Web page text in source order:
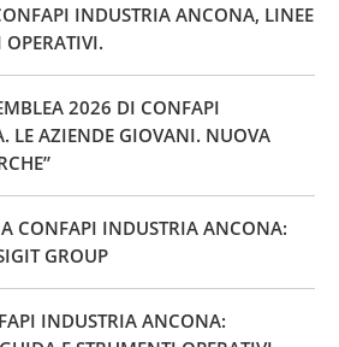
INDUSTRIA ANCONA, LINEE
2026 DI CONFAPI
LE AZIENDE GIOVANI. NUOVA
CONFAPI INDUSTRIA ANCONA:
GROUP
INDUSTRIA ANCONA: